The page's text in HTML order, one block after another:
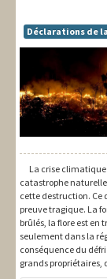
Europe
International
Syndical
Social
Thèmes
Déclarations de
La crise
catastrophe
cette destruction. Ce
preuve tragique. La
brûlés, la flore est
seulement dans la
conséquence du
grands propriétaires,